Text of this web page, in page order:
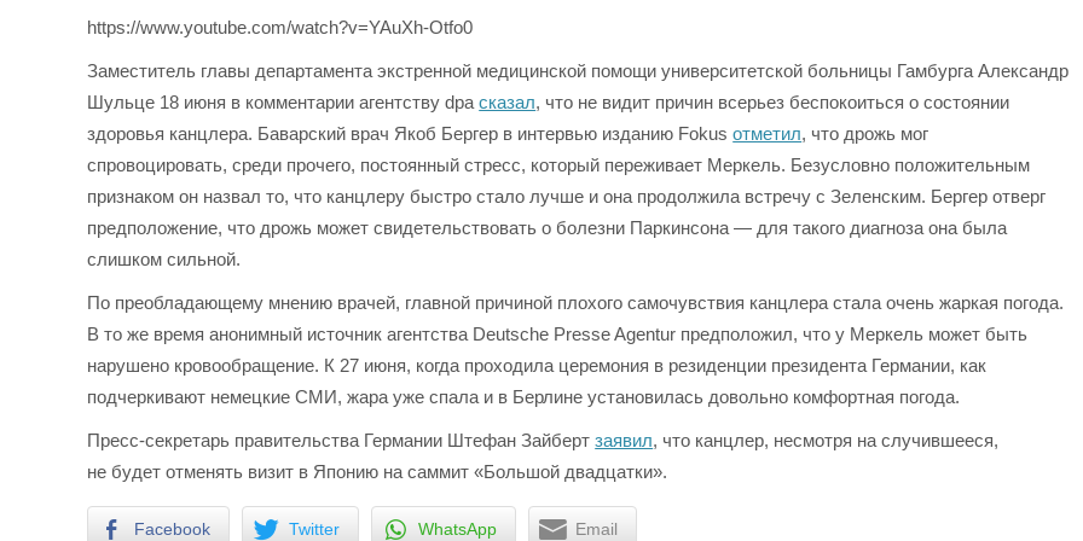
https://www.youtube.com/watch?v=YAuXh-Otfo0
Заместитель главы департамента экстренной медицинской помощи университетской больницы Гамбурга Александр
Шульце 18 июня в комментарии агентству dpaсказал, что не видит причин всерьез беспокоиться о состоянии
здоровья канцлера. Баварский врач Якоб Бергер в интервью изданию Fokusотметил, что дрожь мог
спровоцировать, среди прочего, постоянный стресс, который переживает Меркель. Безусловно положительным
признаком он назвал то, что канцлеру быстро стало лучше и она продолжила встречу с Зеленским. Бергер отверг
предположение, что дрожь может свидетельствовать о болезни Паркинсона — для такого диагноза она была
слишком сильной.
По преобладающему мнению врачей, главной причиной плохого самочувствия канцлера стала очень жаркая погода.
В то же время анонимный источник агентства Deutsche Presse Agentur предположил, что у Меркель может быть
нарушено кровообращение. К 27 июня, когда проходила церемония в резиденции президента Германии, как
подчеркивают немецкие СМИ, жара уже спала и в Берлине установилась довольно комфортная погода.
Пресс-секретарь правительства Германии Штефан Зайбертзаявил, что канцлер, несмотря на случившееся,
не будет отменять визит в Японию на саммит «Большой двадцатки».
Facebook Twitter WhatsApp Email